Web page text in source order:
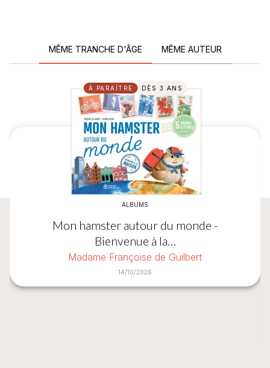
MÊME TRANCHE D'ÂGE MÊME AUTEUR
À PARAÎTRE DÈS 3 ANS
ALBUMS
Mon hamster autour du monde -
Bienvenue à la…
Madame Françoise de Guilbert
14/10/2026